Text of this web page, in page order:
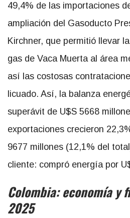
49,4% de las importaciones
ampliación del Gasoducto
Kirchner, que permitió llevar
gas de Vaca Muerta al área
así las costosas
licuado. Así, la balanza
superávit de U$S 5668
exportaciones crecieron
9677 millones (12,1% del
cliente: compró energía por
Colombia: economía y
2025